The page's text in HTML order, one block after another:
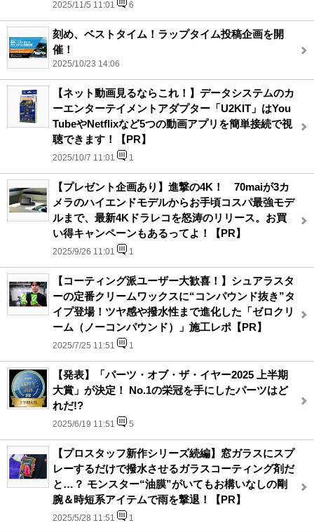
2025/11/5 11:01 6
刻め、ベストタイム！ラップタイム投稿企画を開
催！
2025/10/23 14:06
【ネット動画見るならこれ！】データシステムのカ
ーエンターテイメントアダプター「U2KIT」はYou
TubeやNetflixなど5つの動画アプリを簡単接続で視
聴できます！【PR】
2025/10/7 11:01 1
【プレゼント企画あり】進撃の4K！ 70maiが3カ
メラのハイエンドモデルからお手頃コスパ最強モデ
ルまで、最新4Kドラレコを怒涛のリリース。お買
い得キャンペーンもあるってよ！【PR】
2025/9/26 11:01 1
【コーティング派ユーザー大歓喜！】シュアラスタ
ーの定番クリームワックスに“コンパウンド抜き”タ
イプ登場！ツヤ感や撥水性まで進化した「ゼロクリ
ーム（ノーコンパウンド）」施工レポ【PR】
2025/7/25 11:51 1
【発表】「パーツ・オブ・ザ・イヤー2025 上半期
大賞」が決定！ No.1の栄冠を手にしたパーツはど
れだ!?
2025/6/19 11:51 5
【プロスタッフ新作シリーズ続編】窓ガラスにスプ
レーするだけで撥水させるガラスコーティング剤だ
と…？ モンスター“油膜”がいてもお構いなしの剛
腕＆時短系アイテムで雨を撃退！【PR】
2025/5/28 11:51 1